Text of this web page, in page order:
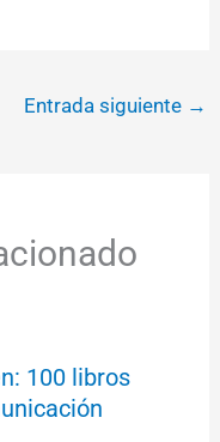
Entrada siguiente →
100 libros